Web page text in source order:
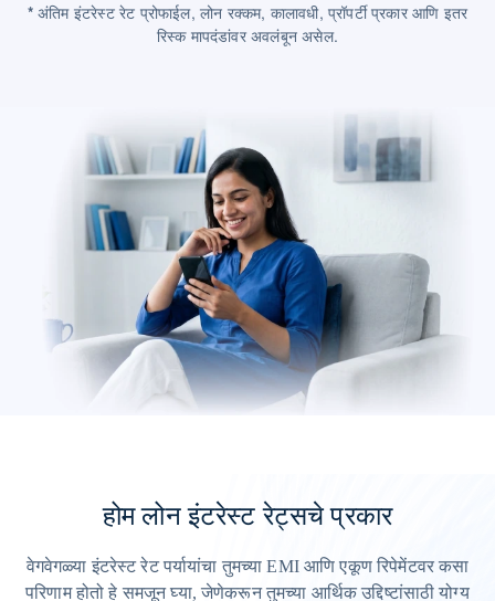
*अंतिम इंटरेस्ट रेट प्रोफाईल, लोन रक्कम, कालावधी, प्रॉपर्टी प्रकार आणि इतर
रिस्क मापदंडांवर अवलंबून असेल.
होम लोन इंटरेस्ट रेट्सचे प्रकार
वेगवेगळ्या इंटरेस्ट रेट पर्यायांचा तुमच्या EMI आणि एकूण रिपेमेंटवर कसा
परिणाम होतो हे समजून घ्या, जेणेकरून तुमच्या आर्थिक उद्दिष्टांसाठी योग्य